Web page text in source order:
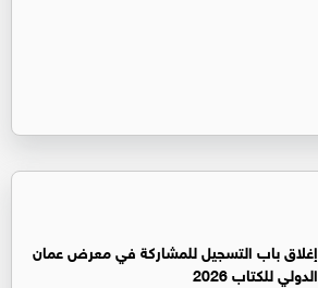
إغلاق باب التسجيل للمشاركة في معرض عمان
الدولي للكتاب 2026